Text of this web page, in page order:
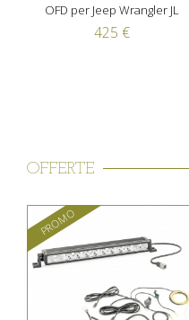
OFD per Jeep Wrangler JL
425 €
OFFERTE
PROMO